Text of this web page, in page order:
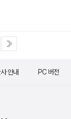
안내 PC 버전